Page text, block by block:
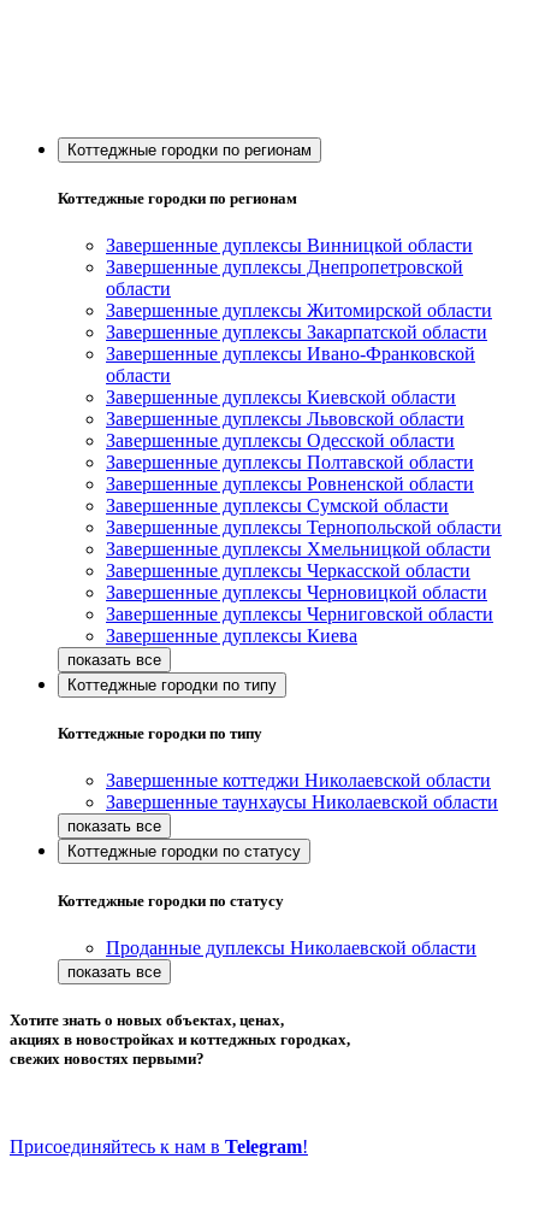
Коттеджные городки по регионам
Коттеджные городки по регионам
Завершенные дуплексы Винницкой области
Завершенные дуплексы Днепропетровской
области
Завершенные дуплексы Житомирской области
Завершенные дуплексы Закарпатской области
Завершенные дуплексы Ивано-Франковской
области
Завершенные дуплексы Киевской области
Завершенные дуплексы Львовской области
Завершенные дуплексы Одесской области
Завершенные дуплексы Полтавской области
Завершенные дуплексы Ровненской области
Завершенные дуплексы Сумской области
Завершенные дуплексы Тернопольской области
Завершенные дуплексы Хмельницкой области
Завершенные дуплексы Черкасской области
Завершенные дуплексы Черновицкой области
Завершенные дуплексы Черниговской области
Завершенные дуплексы Киева
Коттеджные городки по типу
Коттеджные городки по типу
Завершенные коттеджи Николаевской области
Завершенные таунхаусы Николаевской области
Коттеджные городки по статусу
Коттеджные городки по статусу
Проданные дуплексы Николаевской области
Хотите знать о новых объектах, ценах,
акциях в новостройках и коттеджных городках,
свежих новостях первыми?
Присоединяйтесь к нам в Telegram!